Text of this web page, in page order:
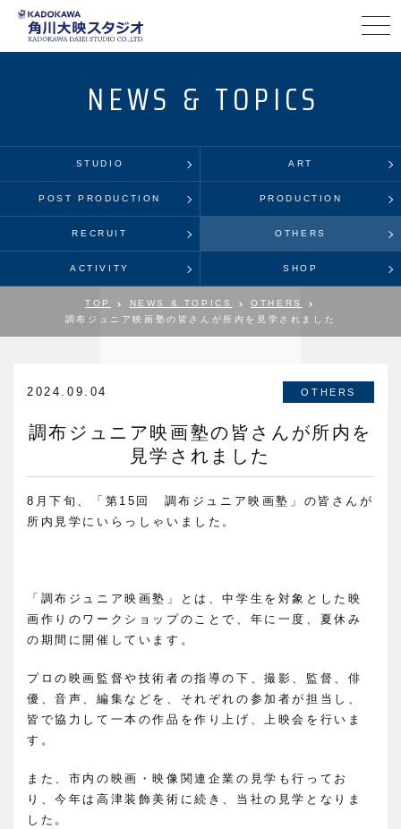
NEWS & TOPICS
STUDIO ART
POST PRODUCTION PRODUCTION
RECRUIT OTHERS
ACTIVITY SHOP
TOP NEWS & TOPICS
OTHERS
調布ジュニア映画塾の皆さんが所内を見学されました
2024.09.04 OTHERS
調布ジュニア映画塾の皆さんが所内を
見学されました
8月下旬、「第15回 調布ジュニア映画塾」の皆さんが
所内見学にいらっしゃいました。
「調布ジュニア映画塾」とは、中学生を対象とした映
画作りのワークショップのことで、年に一度、夏休み
の期間に開催しています。
プロの映画監督や技術者の指導の下、撮影、監督、俳
優、音声、編集などを、それぞれの参加者が担当し、
皆で協力して一本の作品を作り上げ、上映会を行いま
す。
また、市内の映画・映像関連企業の見学も行ってお
り、今年は高津装飾美術に続き、当社の見学となりま
した。